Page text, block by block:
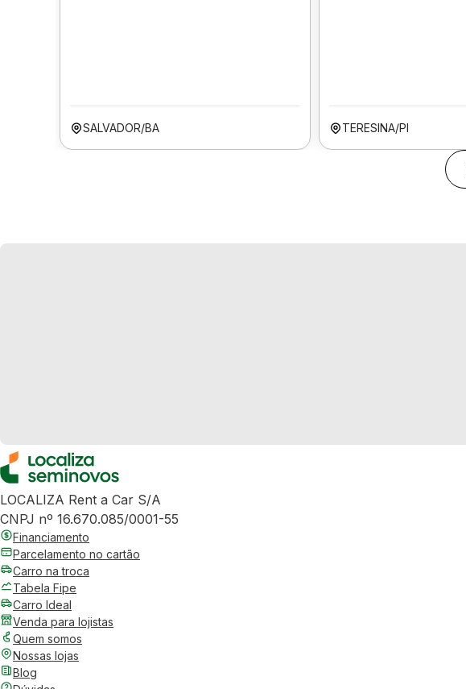
SALVADOR/BA TERESINA/PI
LOCALIZA Rent a Car S/A
CNPJ nº 16.670.085/0001-55
Financiamento
Parcelamento no cartão
Carro na troca
Tabela Fipe
Carro Ideal
Venda para lojistas
Quem somos
Nossas lojas
Blog